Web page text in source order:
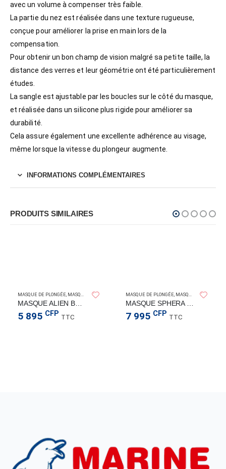
avec un volume à compenser très faible.
La partie du nez est réalisée dans une texture rugueuse,
conçue pour améliorer la prise en main lors de la
compensation.
Pour obtenir un bon champ de vision malgré sa petite taille, la
distance des verres et leur géométrie ont été particulièrement
études.
La sangle est ajustable par les boucles sur le côté du masque,
et réalisée dans un silicone plus rigide pour améliorer sa
durabilité.
Cela assure également une excellente adhérence au visage,
même lorsque la vitesse du plongeur augmente.
INFORMATIONS COMPLÉMENTAIRES
PRODUITS SIMILAIRES
MASQUE DE PLONGÉE MASQUES OMER
5 895 CFP TTC
MASQUE DE PLONGÉE MASQUES
7 995 CFP TTC